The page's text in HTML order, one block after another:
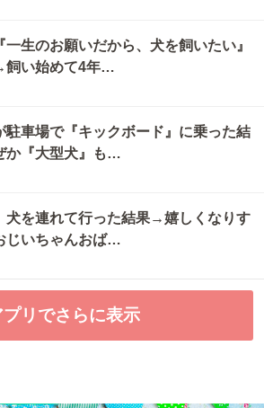
一生のお願いだから、犬を飼いたい』
飼い始めて4年…
駐車場で『キックボード』に乗った結
か『大型犬』も…
犬を連れて行った結果→嬉しくなりす
じいちゃんおば…
プリでさらに表示